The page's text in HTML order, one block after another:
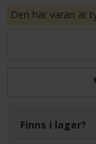
Den här varan är
Finns i lager?